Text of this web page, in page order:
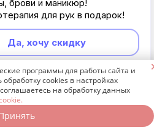
натуральных
от природного
для густых и длинных
с эффектом
брови и маникюр!
для рук в подарок!
Да, хочу скидку
Неинтересно
программы для работы сайта и
cookies в настройках
на обработку данных